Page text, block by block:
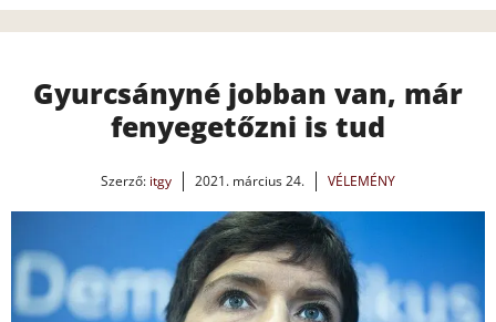
Gyurcsányné jobban van, már
fenyegetőzni is tud
Szerző: itgy 2021. március 24. VÉLEMÉNY